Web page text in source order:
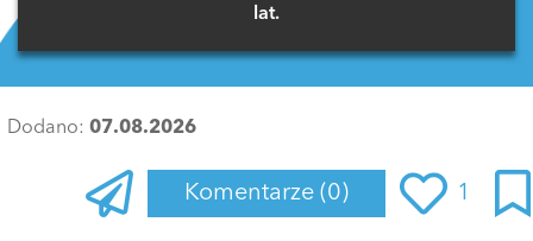
lat.
Dodano: 07.08.2026
Komentarze (0) 1